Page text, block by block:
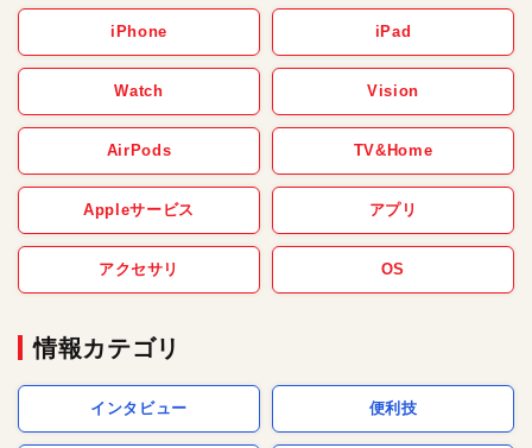
iPhone iPad
Watch Vision
AirPods TV&Home
Appleサービス アプリ
アクセサリ OS
情報カテゴリ
インタビュー 便利技